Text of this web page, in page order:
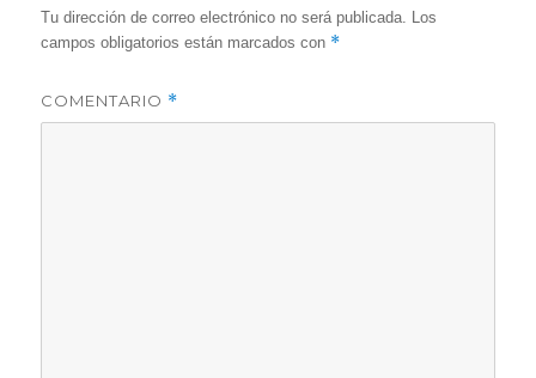
Tu dirección de correo electrónico no será publicada. Los
campos obligatorios están marcados con *
COMENTARIO *